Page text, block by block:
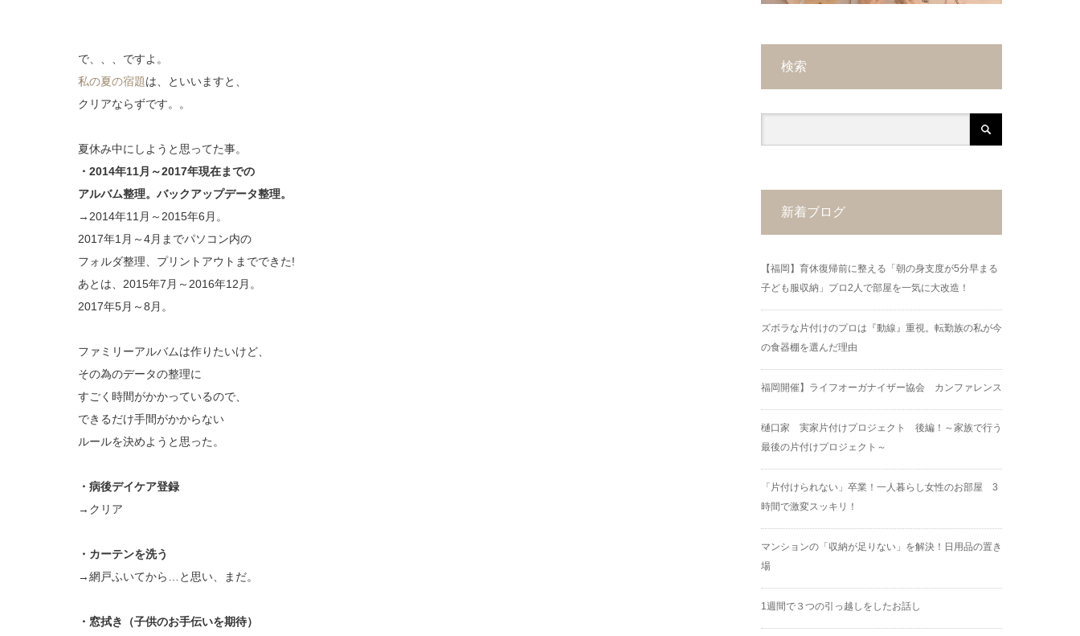
で、、、ですよ。
私の夏の宿題は、といいますと、
クリアならずです。。
夏休み中にしようと思ってた事。
・2014年11月～2017年現在までの
アルバム整理。バックアップデータ整理。
→2014年11月～2015年6月。
2017年1月～4月までパソコン内の
フォルダ整理、プリントアウトまでできた!
あとは、2015年7月～2016年12月。
2017年5月～8月。
ファミリーアルバムは作りたいけど、
その為のデータの整理に
すごく時間がかかっているので、
できるだけ手間がかからない
ルールを決めようと思った。
・病後デイケア登録
→クリア
・カーテンを洗う
→網戸ふいてから…と思い、まだ。
・窓拭き（子供のお手伝いを期待）
検索
新着ブログ
【福岡】育休復帰前に整える「朝の身支度が5分早まる
子ども服収納」プロ2人で部屋を一気に大改造！
ズボラな片付けのプロは『動線』重視。転勤族の私が今
の食器棚を選んだ理由
福岡開催】ライフオーガナイザー協会 カンファレンス
樋口家 実家片付けプロジェクト 後編！～家族で行う
最後の片付けプロジェクト～
「片付けられない」卒業！一人暮らし女性のお部屋 3
時間で激変スッキリ！
マンションの「収納が足りない」を解決！日用品の置き
場
1週間で３つの引っ越しをしたお話し